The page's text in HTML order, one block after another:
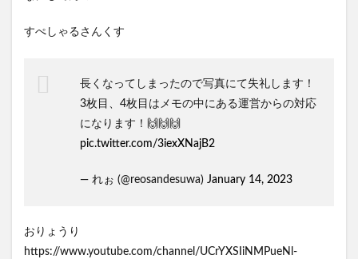
すぺしゃるさんくす
長くなってしまったので写真にて失礼します！
3枚目、4枚目はメモの中にある運営からの対応
になります！🙌🙌🙌
pic.twitter.com/3iexXNajB2
— れぉ (@reosandesuwa) January 14, 2023
おりょうり
https://www.youtube.com/channel/UCrYXSIiNMPueNl-